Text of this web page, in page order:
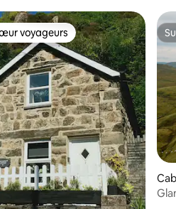
base de 16 commentaires : 4,88
voyageurs
voyageurs